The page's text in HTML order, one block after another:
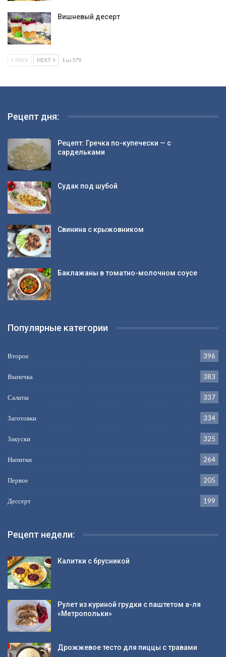
Вишневый десерт
PREV NEXT 1 из 579
Рецепт дня:
Рецепт: Гречка по-купечески — с
сардельками
Судак под шубой
Свинина с крыжовником
Баклажаны в томатно-молочном соусе
Популярные категории
Второе 396
Выпечка 383
Салаты 337
Заготовки 334
Закуски 325
Напитки 264
Первое 205
Дессерт 199
Рецепт недели:
Калитки с брусникой
Рулет из куриной грудки с паштетом а-ля
«Метропольки»
Дрожжевое тесто для пиццы с травами